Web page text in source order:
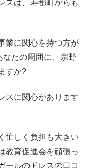
スは、寿都町からも
業に関心を持つ方が
たの周囲に、宗野
すか?
スに関心があります
忙しく負担も大きい
教育促進会を頑張っ
ールのドレスの口コ